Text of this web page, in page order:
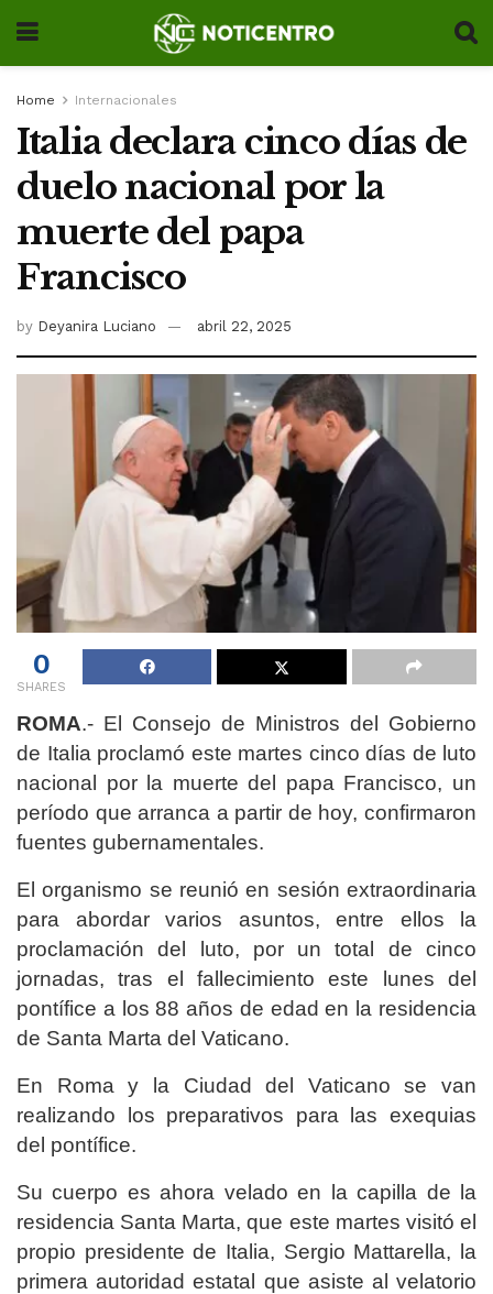
Home Internacionales
Italia declara cinco días de
duelo nacional por la
muerte del papa
Francisco
by Deyanira Luciano abril 22, 2025
0
SHARES
ROMA.- El Consejo de Ministros del Gobierno
de Italia proclamó este martes cinco días de luto
nacional por la muerte del papa Francisco, un
período que arranca a partir de hoy, confirmaron
fuentes gubernamentales.
El organismo se reunió en sesión extraordinaria
para abordar varios asuntos, entre ellos la
proclamación del luto, por un total de cinco
jornadas, tras el fallecimiento este lunes del
pontífice a los 88 años de edad en la residencia
de Santa Marta del Vaticano.
En Roma y la Ciudad del Vaticano se van
realizando los preparativos para las exequias
del pontífice.
Su cuerpo es ahora velado en la capilla de la
residencia Santa Marta, que este martes visitó el
propio presidente de Italia, Sergio Mattarella, la
primera autoridad estatal que asiste al velatorio